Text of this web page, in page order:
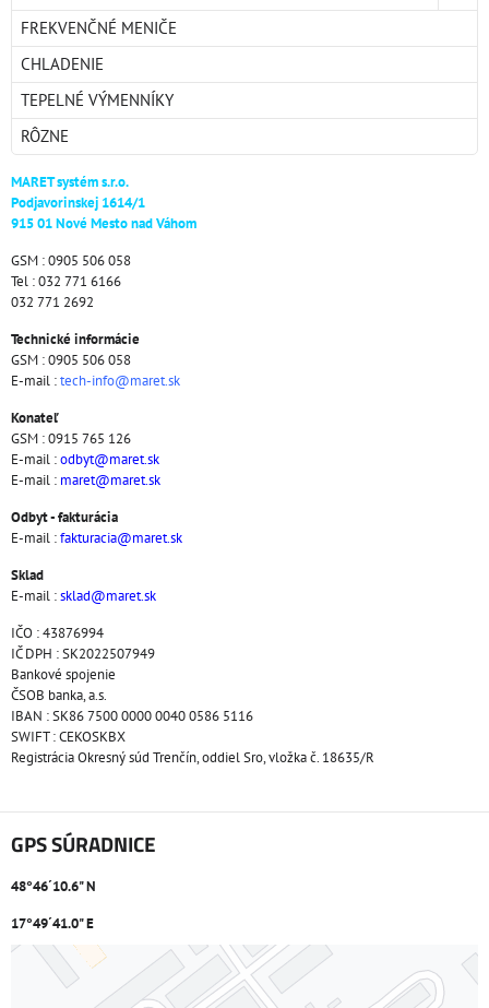
FREKVENČNÉ MENIČE
CHLADENIE
TEPELNÉ VÝMENNÍKY
RÔZNE
MARET systém s.r.o.
Podjavorinskej 1614/1
915 01 Nové Mesto nad Váhom
GSM : 0905 506 058
Tel : 032 771 6166
032 771 2692
Technické informácie
GSM : 0905 506 058
E-mail :tech-info@maret.sk
Konateľ
GSM : 0915 765 126
E-mail :odbyt@maret.sk
E-mail : maret@maret.sk
Odbyt - fakturácia
E-mail :fakturacia@maret.sk
Sklad
E-mail :sklad@maret.sk
IČO : 43876994
IČ DPH : SK2022507949
Bankové spojenie
ČSOB banka, a.s.
IBAN : SK86 7500 0000 0040 0586 5116
SWIFT : CEKOSKBX
Registrácia Okresný súd Trenčín, oddiel Sro, vložka č. 18635/R
GPS SÚRADNICE
48°46´10.6" N
17°49´41.0" E